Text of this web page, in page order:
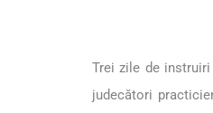
Trei zile de
judecători